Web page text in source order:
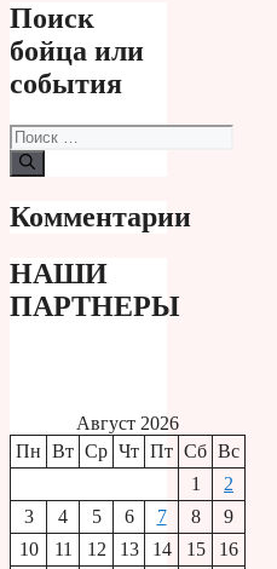
Поиск
бойца или
события
Поиск:
Комментарии
НАШИ
ПАРТНЕРЫ
Август 2026
Пн Вт Ср Чт Пт Сб Вс
1
2
3
4 5 6 7 8
9
10
11 12 13 14 15
16